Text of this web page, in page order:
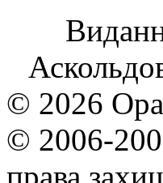
© 2026
© 2006-